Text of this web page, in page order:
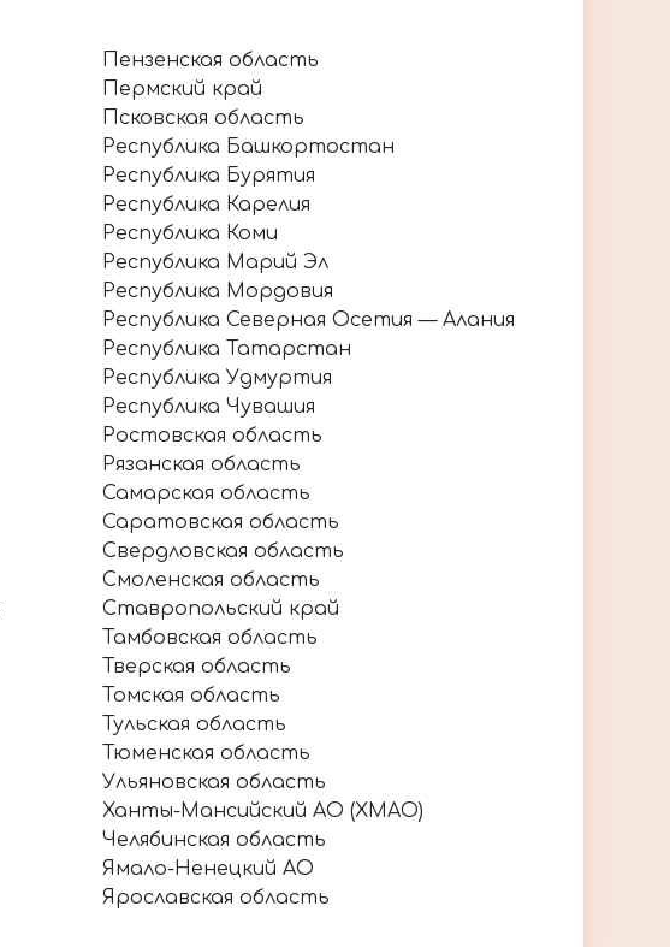
Пензенская область
Пермский край
Псковская область
Республика Башкортостан
Республика Бурятия
Республика Карелия
Республика Коми
Республика Марий Эл
Республика Мордовия
Республика Северная Осетия — Алания
Республика Татарстан
Республика Удмуртия
Республика Чувашия
Ростовская область
Рязанская область
Самарская область
Саратовская область
Свердловская область
Смоленская область
Ставропольский край
Тамбовская область
Тверская область
Томская область
Тульская область
Тюменская область
Ульяновская область
Ханты-Мансийский АО (ХМАО)
Челябинская область
Ямало-Ненецкий АО
Ярославская область